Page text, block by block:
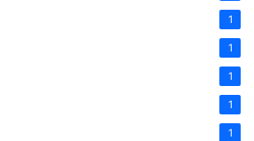
1
1
1
1
1